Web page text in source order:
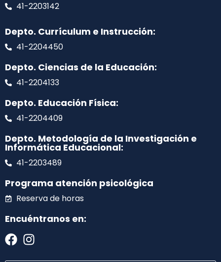
41-2203142
Depto. Currículum e Instrucción:
41-2204450
Depto. Ciencias de la Educación:
41-2204133
Depto. Educación Física:
41-2204409
Depto. Metodología de la Investigación e
Informática Educacional:
41-2203489
Programa atención psicológica
Reserva de horas
Encuéntranos en: